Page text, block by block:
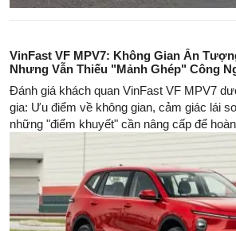
VinFast VF MPV7: Không Gian Ấn
Nhưng Vẫn Thiếu "Mảnh Ghép" Công
Đánh giá khách quan VinFast VF MPV7
gia: Ưu điểm về không gian, cảm giác lái
những "điểm khuyết" cần nâng cấp để